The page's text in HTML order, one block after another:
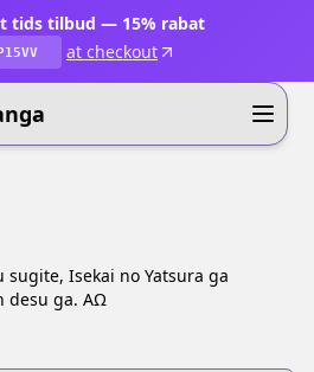
tids tilbud — 15% rabat
at checkout
sugite, Isekai no Yatsura ga
desu ga. ΑΩ